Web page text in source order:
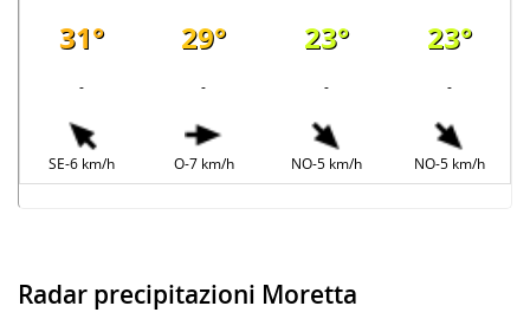
31° 29° 23° 23°
- - - -
SE-6 km/h O-7 km/h NO-5 km/h NO-5 km/h
Radar precipitazioni Moretta